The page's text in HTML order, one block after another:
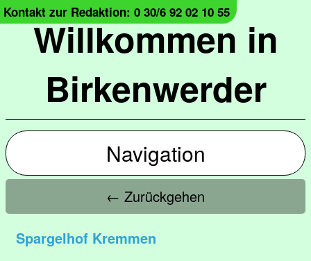
Willkommen in
Birkenwerder
Kontakt zur Redaktion: 0 30/6 92 02 10 55
Navigation
← Zurückgehen
Spargelhof Kremmen